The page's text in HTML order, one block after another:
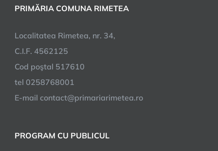
PRIMĂRIA COMUNA RIMETEA
Localitatea Rimetea, nr. 34,
C.I.F. 4562125
Cod poştal 517610
tel 0258768001
E-mail contact@primariarimetea.ro
PROGRAM CU PUBLICUL